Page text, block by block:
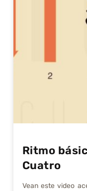
Ritmo
Cuatro
Vean este video